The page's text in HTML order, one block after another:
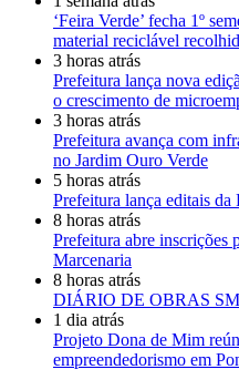
‘Feira Verde’ fecha 1º
material reciclável
3 horas atrás
Prefeitura lança nova
o crescimento de
3 horas atrás
Prefeitura avança com
no Jardim Ouro Verde
5 horas atrás
Prefeitura lança editais
8 horas atrás
Prefeitura abre inscrições
Marcenaria
8 horas atrás
DIÁRIO DE OBRAS
1 dia atrás
Projeto Dona de Mim
empreendedorismo em